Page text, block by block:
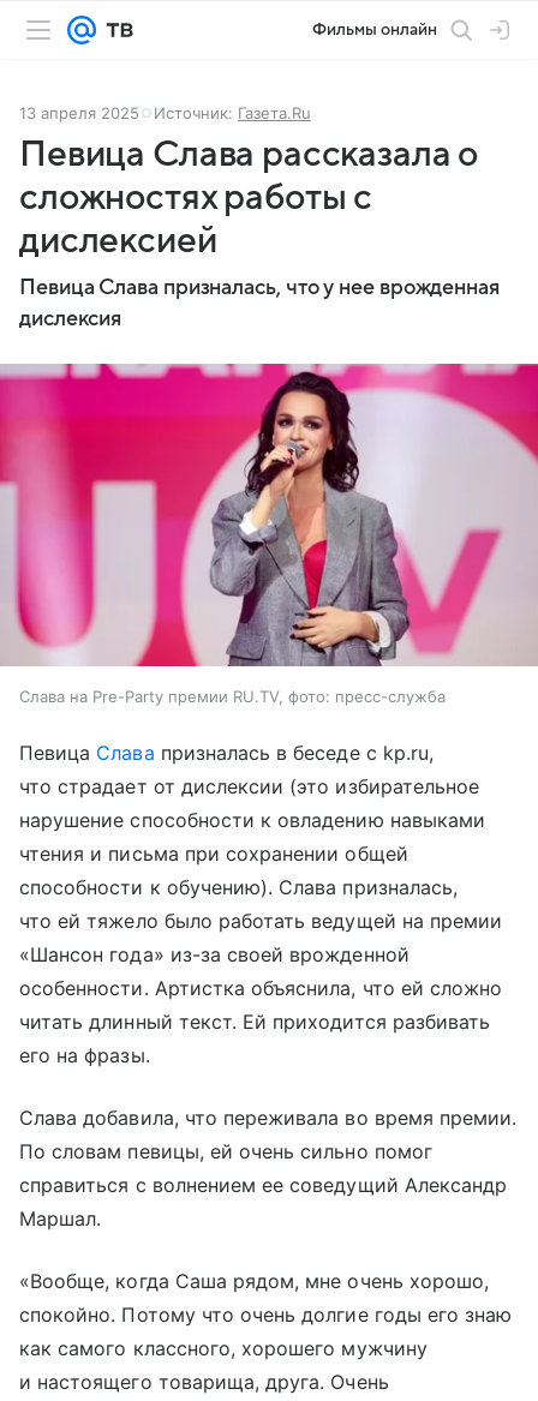
Фильмы онлайн
13 апреля 2025 Источник: Газета.Ru
Певица Слава рассказала о
сложностях работы с
дислексией
Певица Слава призналась, что у нее врожденная
дислексия
Слава на Pre-Party премии RU.TV, фото: пресс-служба
Певица Слава призналась в беседе с kp.ru,
что страдает от дислексии (это избирательное
нарушение способности к овладению навыками
чтения и письма при сохранении общей
способности к обучению). Слава призналась,
что ей тяжело было работать ведущей на премии
«Шансон года» из-за своей врожденной
особенности. Артистка объяснила, что ей сложно
читать длинный текст. Ей приходится разбивать
его на фразы.
Слава добавила, что переживала во время премии.
По словам певицы, ей очень сильно помог
справиться с волнением ее соведущий Александр
Маршал.
«Вообще, когда Саша рядом, мне очень хорошо,
спокойно. Потому что очень долгие годы его знаю
как самого классного, хорошего мужчину
и настоящего товарища, друга. Очень